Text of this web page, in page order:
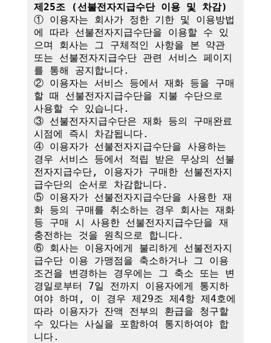
제25조 (선불전자지급수단 이용 및 차감)
① 이용자는 회사가 정한 기한 및 이용방법
에 따라 선불전자지급수단을 이용할 수 있
으며 회사는 그 구체적인 사항을 본 약관
또는 선불전자지급수단 관련 서비스 페이지
를 통해 공지합니다.
② 이용자는 서비스 등에서 재화 등을 구매
할 때 선불전자지급수단을 지불 수단으로
사용할 수 있습니다.
③ 선불전자지급수단은 재화 등의 구매완료
시점에 즉시 차감됩니다.
④ 이용자가 선불전자지급수단을 사용하는
경우 서비스 등에서 적립 받은 무상의 선불
전자지급수단, 이용자가 구매한 선불전자지
급수단의 순서로 차감합니다.
⑤ 이용자가 선불전자지급수단을 사용한 재
화 등의 구매를 취소하는 경우 회사는 재화
등 구매 시 사용한 선불전자지급수단을 재
충전하는 것을 원칙으로 합니다.
⑥ 회사는 이용자에게 불리하게 선불전자지
급수단 이용 가맹점을 축소하거나 그 이용
조건을 변경하는 경우에는 그 축소 또는 변
경일로부터 7일 전까지 이용자에게 통지하
여야 하며, 이 경우 제29조 제4항 제4호에
따라 이용자가 잔액 전부의 환급을 청구할
수 있다는 사실을 포함하여 통지하여야 합
니다.